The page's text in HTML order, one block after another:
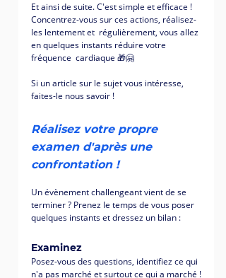
Et ainsi de suite. C'est simple et efficace !
Concentrez-vous sur ces actions, réalisez-
les lentement et  régulièrement, vous allez
en quelques instants réduire votre
fréquence  cardiaque 🎁🤗
Si un article sur le sujet vous intéresse,
faites-le nous savoir !
Réalisez votre propre
examen d'après une
confrontation !
Un évènement challengeant vient de se
terminer ? Prenez le temps de vous poser
quelques instants et dressez un bilan :
Examinez
Posez-vous des questions, identifiez ce qui
n'a pas marché et surtout ce qui a marché !